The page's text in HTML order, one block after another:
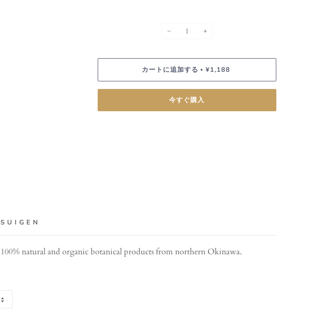
− +
カートに追加する • ¥1,188
今すぐ購入
S U I G E N
100% natural and organic botanical products from northern Okinawa.